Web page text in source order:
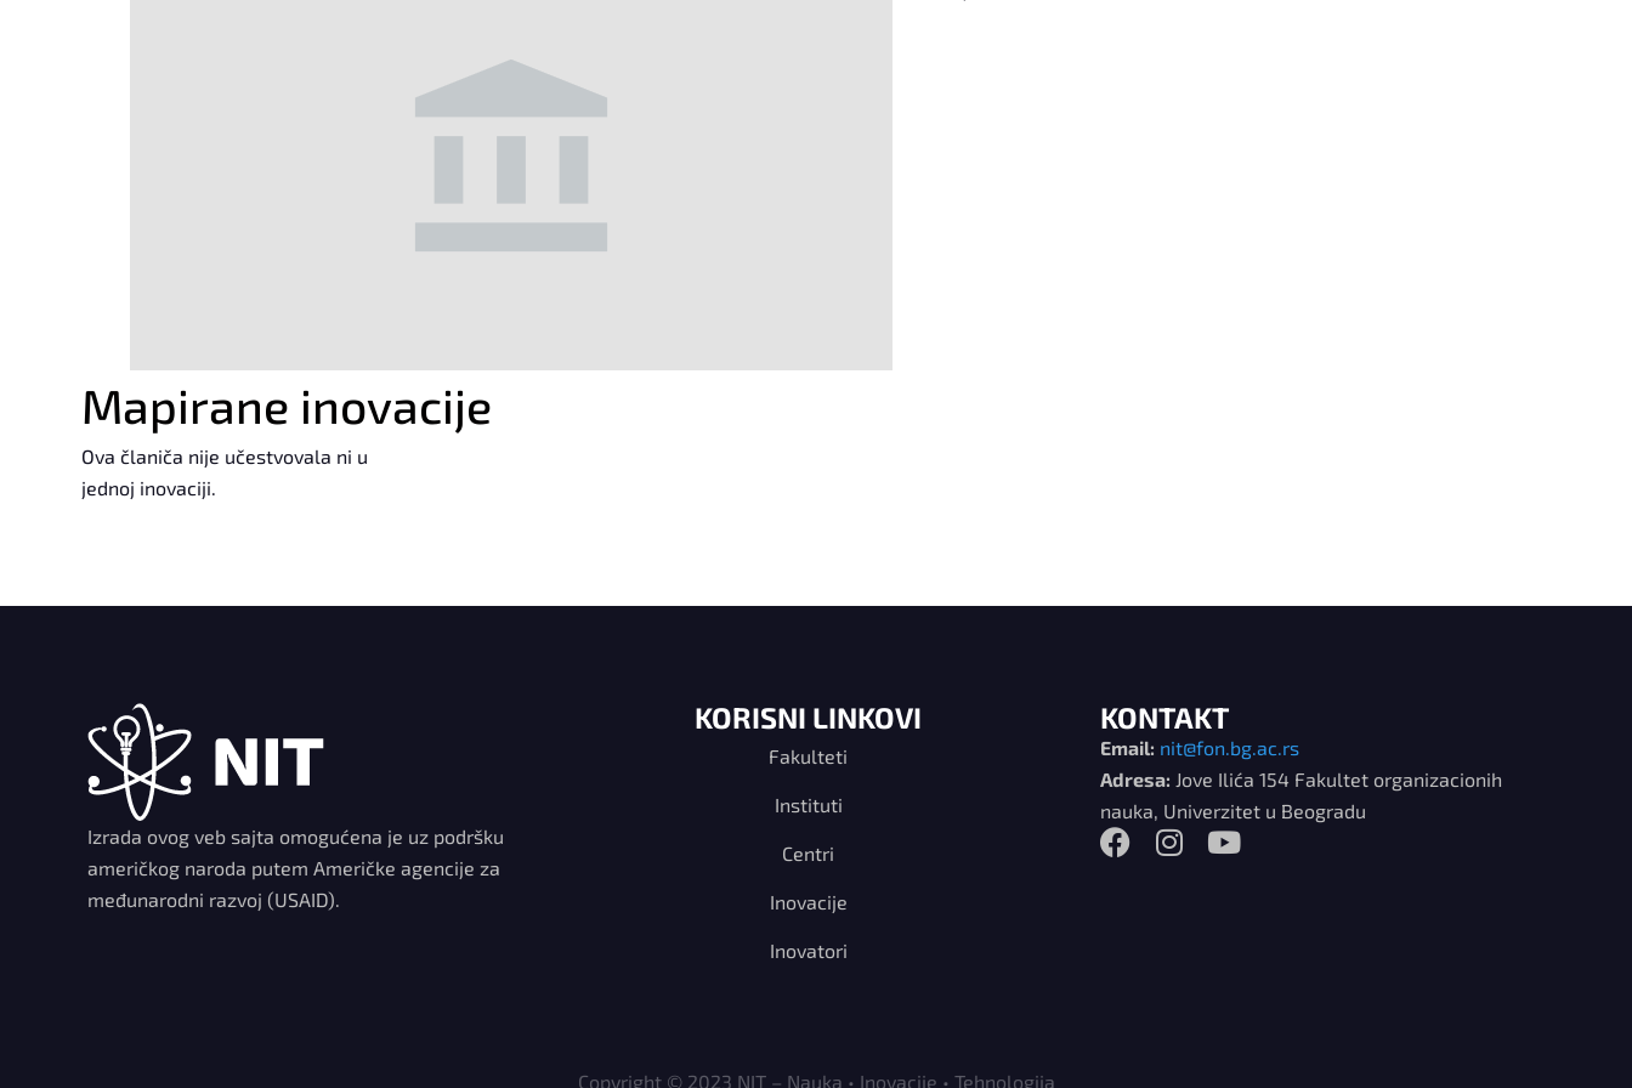
Mapirane inovacije
Ova članiča nije učestvovala ni u
jednoj inovaciji.
Izrada ovog veb sajta omogućena je uz podršku
američkog naroda putem Američke agencije za
međunarodni razvoj (USAID).
KORISNI LINKOVI
Fakulteti
Instituti
Centri
Inovacije
Inovatori
KONTAKT
Email: nit@fon.bg.ac.rs
Adresa: Jove Ilića 154 Fakultet organizacionih
nauka, Univerzitet u Beogradu
Copyright © 2023 NIT – Nauka • Inovacije • Tehnologija